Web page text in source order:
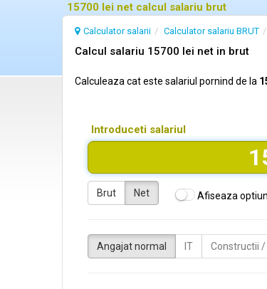
15700 lei net calcul salariu brut
Calculator salarii Calculator salariu BRUT
Calcul salariu 15700 lei net in brut
Calculeaza cat este salariul pornind de la
Introduceti salariul
Brut Net Afiseaza
Angajat normal IT Constructii